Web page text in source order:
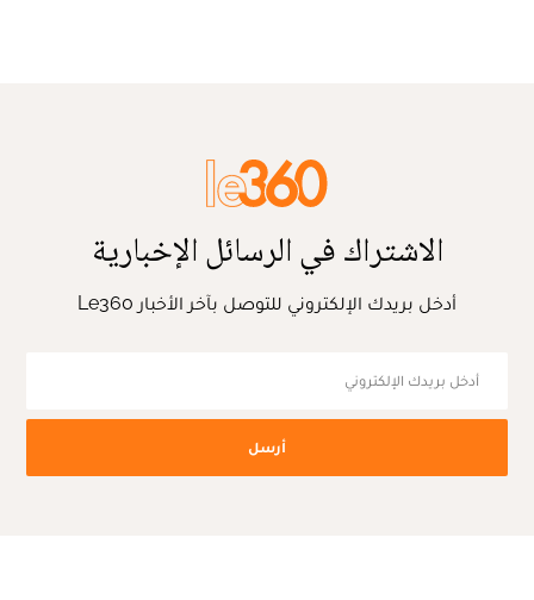
الاشتراك في الرسائل الإخبارية
أدخل بريدك الإلكتروني للتوصل بآخر الأخبار Le360
أرسل